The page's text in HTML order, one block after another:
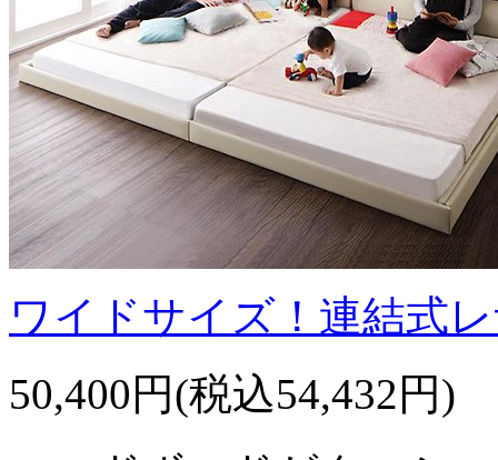
ワイドサイズ！連結式
50,400円(税込54,432円)